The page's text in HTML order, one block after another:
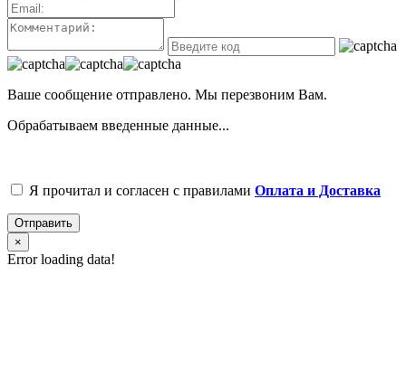
Ваше сообщение отправлено. Мы перезвоним Вам.
Обрабатываем введенные данные...
Я прочитал и согласен с правилами Оплата и Доставка
Отправить
×
Error loading data!